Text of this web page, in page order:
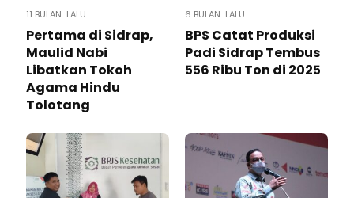
11 BULAN LALU
Pertama di Sidrap,
Maulid Nabi
Libatkan Tokoh
Agama Hindu
Tolotang
6 BULAN LALU
BPS Catat Produksi
Padi Sidrap Tembus
556 Ribu Ton di 2025